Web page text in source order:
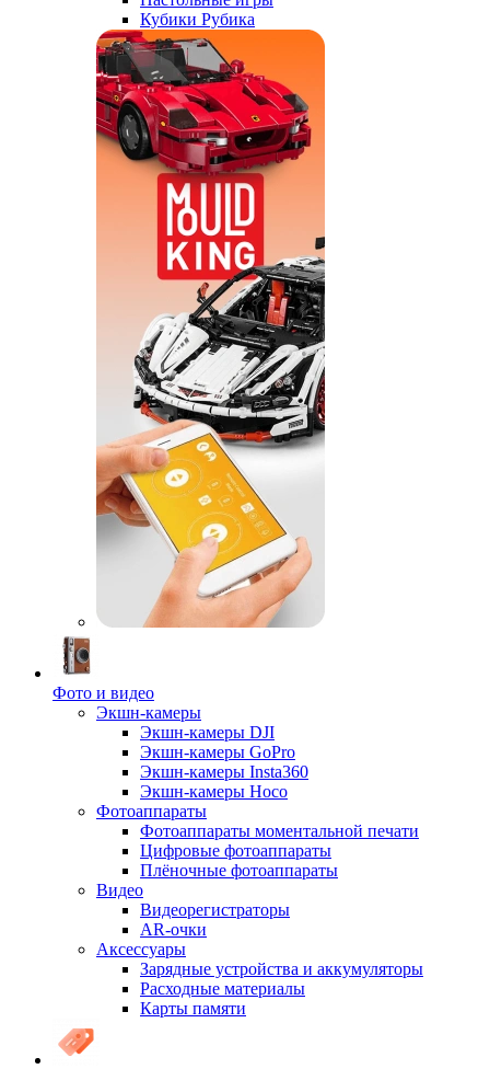
Кубики Рубика
Фото и видео
Экшн-камеры
Экшн-камеры DJI
Экшн-камеры GoPro
Экшн-камеры Insta360
Экшн-камеры Hoco
Фотоаппараты
Фотоаппараты моментальной печати
Цифровые фотоаппараты
Плёночные фотоаппараты
Видео
Видеорегистраторы
AR-очки
Аксессуары
Зарядные устройства и аккумуляторы
Расходные материалы
Карты памяти